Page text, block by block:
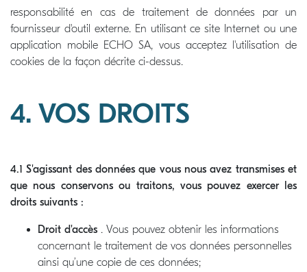
responsabilité en cas de traitement de données par un
fournisseur d'outil externe. En utilisant ce site Internet ou une
application mobile ECHO SA, vous acceptez l'utilisation de
cookies de la façon décrite ci-dessus.
4. VOS DROITS
4.1 S'agissant des données que vous nous avez transmises et
que nous conservons ou traitons, vous pouvez exercer les
droits suivants :
Droit d'accès . Vous pouvez obtenir les informations
concernant le traitement de vos données personnelles
ainsi qu’une copie de ces données;